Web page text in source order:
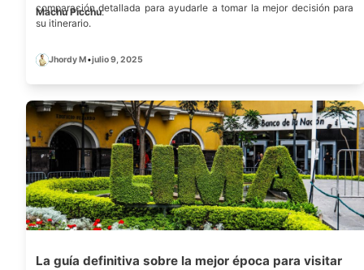
comparación detallada para ayudarle a tomar la mejor decisión para
su itinerario.
Machu Picchu.
Jhordy M•julio 9, 2025
La guía definitiva sobre la mejor época para visitar